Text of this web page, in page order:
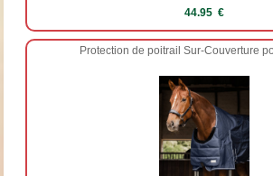
44.95 €
Protection de poitrail Sur-Couverture